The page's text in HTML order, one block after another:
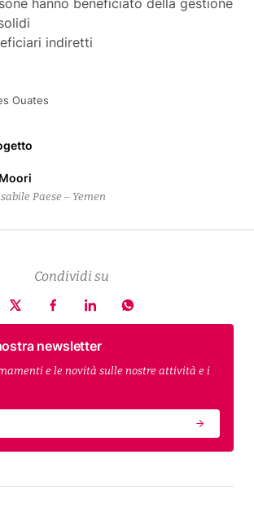
hanno beneficiato della gestione
indiretti
Ouates
Paese – Yemen
newsletter
e le novità sulle nostre attività e i
Condividi su